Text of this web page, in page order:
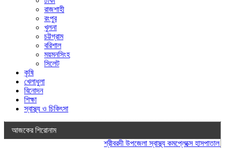
রাজশাহী
রংপুর
খুলনা
চট্টগ্রাম
বরিশাল
ময়মনসিংহ
সিলেট
কৃষি
খেলাধুলা
বিনোদন
শিক্ষা
স্বাস্থ্য ও চিকিৎসা
আজকের শিরোনাম
শ্রীবরদী উপজেলা স্বাস্থ্য কমপ্লেক্সে হাসপাতাল